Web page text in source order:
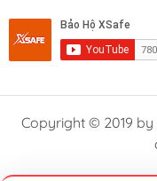
Copyright © 2019 by